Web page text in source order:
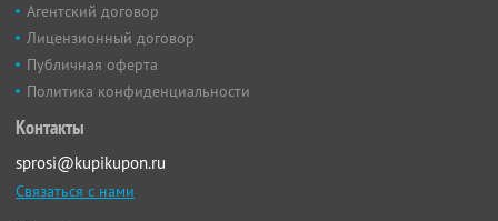
Агентский договор
Лицензионный договор
Публичная оферта
Политика конфиденциальности
Контакты
sprosi@kupikupon.ru
Связаться с нами